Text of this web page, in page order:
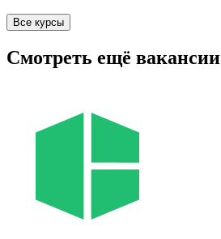
Все курсы
Смотреть ещё вакансии